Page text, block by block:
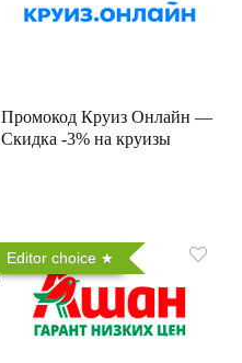
Промокод Круиз Онлайн —
Скидка -3% на круизы
Editor choice